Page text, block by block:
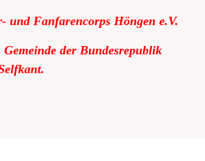
und Fanfarencorps Höngen e.V.
der Bundesrepublik
Startseite Tablet